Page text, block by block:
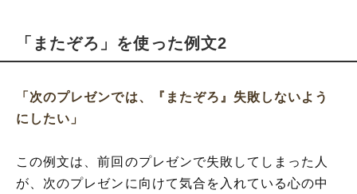
「またぞろ」を使った例文2
「次のプレゼンでは、『またぞろ』失敗しないよう
にしたい」
この例文は、前回のプレゼンで失敗してしまった人
が、次のプレゼンに向けて気合を入れている心の中